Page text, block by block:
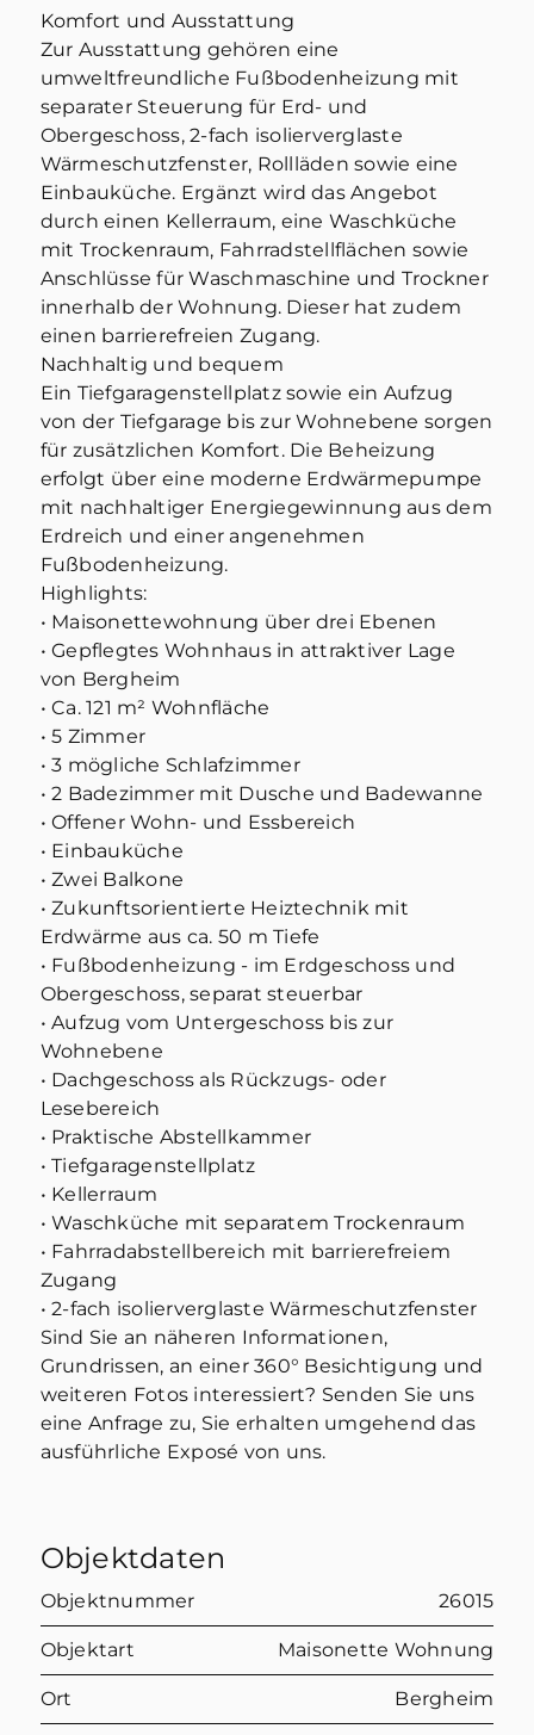
Komfort und Ausstattung
Zur Ausstattung gehören eine
umweltfreundliche Fußbodenheizung mit
separater Steuerung für Erd- und
Obergeschoss, 2-fach isolierverglaste
Wärmeschutzfenster, Rollläden sowie eine
Einbauküche. Ergänzt wird das Angebot
durch einen Kellerraum, eine Waschküche
mit Trockenraum, Fahrradstellflächen sowie
Anschlüsse für Waschmaschine und Trockner
innerhalb der Wohnung. Dieser hat zudem
einen barrierefreien Zugang.
Nachhaltig und bequem
Ein Tiefgaragenstellplatz sowie ein Aufzug
von der Tiefgarage bis zur Wohnebene sorgen
für zusätzlichen Komfort. Die Beheizung
erfolgt über eine moderne Erdwärmepumpe
mit nachhaltiger Energiegewinnung aus dem
Erdreich und einer angenehmen
Fußbodenheizung.
Highlights:
• Maisonettewohnung über drei Ebenen
• Gepflegtes Wohnhaus in attraktiver Lage
von Bergheim
• Ca. 121 m² Wohnfläche
• 5 Zimmer
• 3 mögliche Schlafzimmer
• 2 Badezimmer mit Dusche und Badewanne
• Offener Wohn- und Essbereich
• Einbauküche
• Zwei Balkone
• Zukunftsorientierte Heiztechnik mit
Erdwärme aus ca. 50 m Tiefe
• Fußbodenheizung - im Erdgeschoss und
Obergeschoss, separat steuerbar
• Aufzug vom Untergeschoss bis zur
Wohnebene
• Dachgeschoss als Rückzugs- oder
Lesebereich
• Praktische Abstellkammer
• Tiefgaragenstellplatz
• Kellerraum
• Waschküche mit separatem Trockenraum
• Fahrradabstellbereich mit barrierefreiem
Zugang
• 2-fach isolierverglaste Wärmeschutzfenster
Sind Sie an näheren Informationen,
Grundrissen, an einer 360° Besichtigung und
weiteren Fotos interessiert? Senden Sie uns
eine Anfrage zu, Sie erhalten umgehend das
ausführliche Exposé von uns.
Objektdaten
Objektnummer 26015
Objektart Maisonette Wohnung
Ort Bergheim